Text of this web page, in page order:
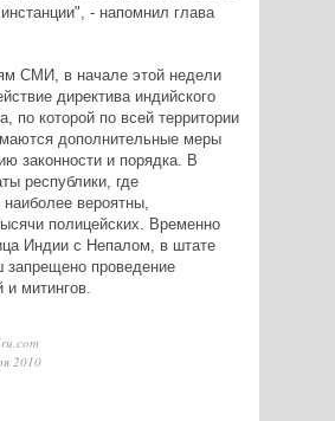
- напомнил глава
СМИ, в начале этой недели
директива индийского
по которой по всей территории
дополнительные меры
законности и порядка. В
республики, где
наиболее вероятны,
полицейских. Временно
Индии с Непалом, в штате
запрещено проведение
и митингов.
2010